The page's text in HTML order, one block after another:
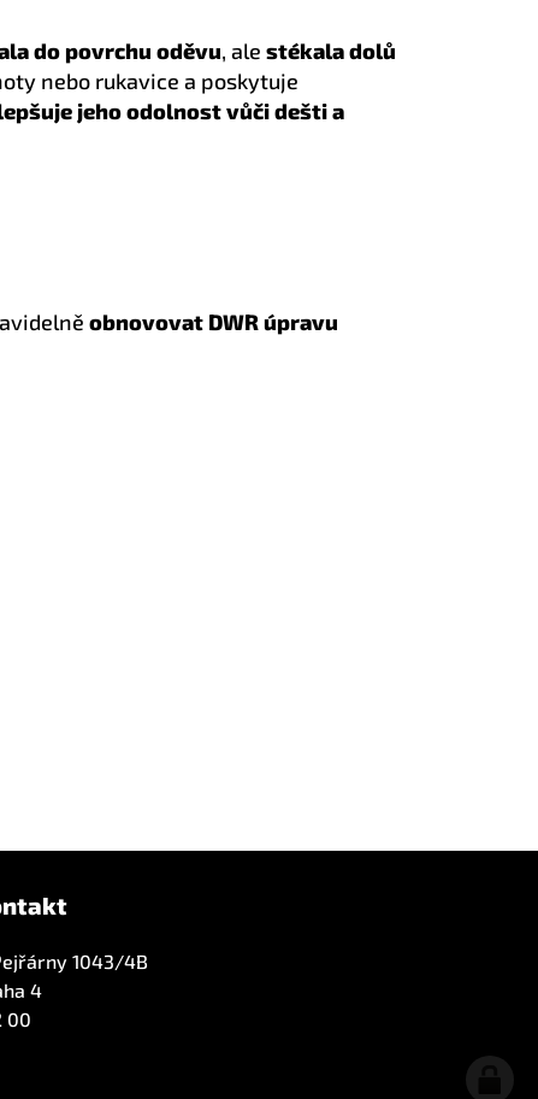
do povrchu oděvu, ale stékala dolů
nebo rukavice a poskytuje
jeho odolnost vůči dešti a
obnovovat DWR úpravu
1043/4B
4
00